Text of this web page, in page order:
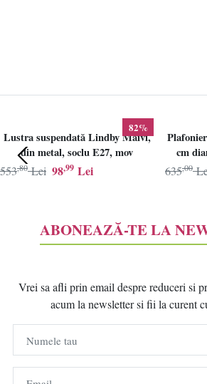
82%
Lustra suspendată Lindby Maivi,
din metal, soclu E27, mov
98,99 Lei
553,80 Lei
cm
635,00
ABONEAZĂ-TE LA
Vrei sa afli prin email despre reduceri si
acum la newsletter si fii la curent
Numele tau